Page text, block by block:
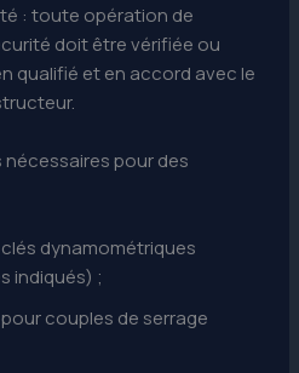
: toute opération de
doit être vérifiée ou
qualifié et en accord avec le
pour des
dynamométriques
indiqués) ;
couples de serrage